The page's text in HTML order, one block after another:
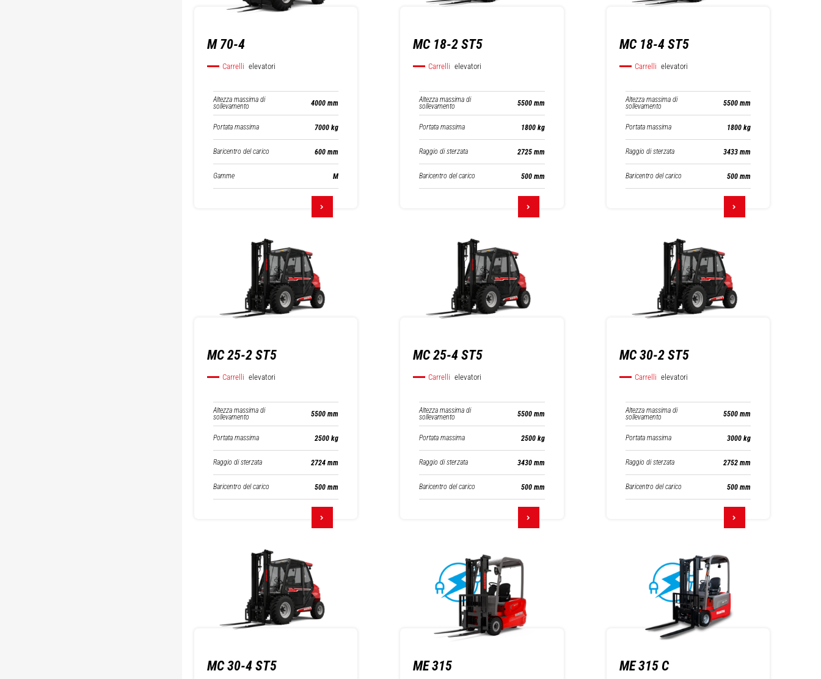
M 70-4
Carrelli elevatori
Altezza massima di
sollevamento 4000 mm
Portata massima 7000 kg
Baricentro del carico 600 mm
Gamme M
MC 18-2 ST5
Carrelli elevatori
Altezza massima di
sollevamento 5500 mm
Portata massima 1800 kg
Raggio di sterzata 2725 mm
Baricentro del carico 500 mm
MC 18-4 ST5
Carrelli elevatori
Altezza massima di
sollevamento 5500 mm
Portata massima 1800 kg
Raggio di sterzata 3433 mm
Baricentro del carico 500 mm
MC 25-2 ST5
Carrelli elevatori
Altezza massima di
sollevamento 5500 mm
Portata massima 2500 kg
Raggio di sterzata 2724 mm
Baricentro del carico 500 mm
MC 25-4 ST5
Carrelli elevatori
Altezza massima di
sollevamento 5500 mm
Portata massima 2500 kg
Raggio di sterzata 3430 mm
Baricentro del carico 500 mm
MC 30-2 ST5
Carrelli elevatori
Altezza massima di
sollevamento 5500 mm
Portata massima 3000 kg
Raggio di sterzata 2752 mm
Baricentro del carico 500 mm
MC 30-4 ST5 ME 315 ME 315 C